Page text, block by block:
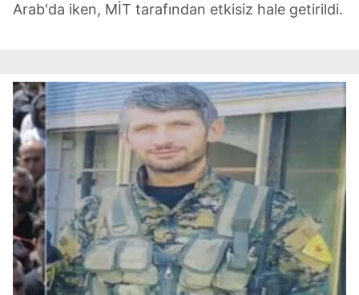
Arab'da iken, MİT tarafından etkisiz hale getirildi.